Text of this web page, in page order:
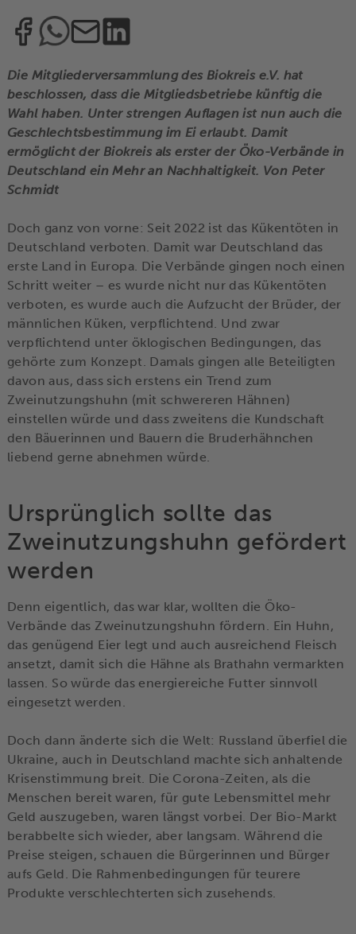
Die Mitgliederversammlung des Biokreis e.V. hat
beschlossen, dass die Mitgliedsbetriebe künftig die
Wahl haben. Unter strengen Auflagen ist nun auch die
Geschlechtsbestimmung im Ei erlaubt. Damit
ermöglicht der Biokreis als erster der Öko-Verbände in
Deutschland ein Mehr an Nachhaltigkeit. Von Peter
Schmidt
Doch ganz von vorne: Seit 2022 ist das Kükentöten in
Deutschland verboten. Damit war Deutschland das
erste Land in Europa. Die Verbände gingen noch einen
Schritt weiter – es wurde nicht nur das Kükentöten
verboten, es wurde auch die Aufzucht der Brüder, der
männlichen Küken, verpflichtend. Und zwar
verpflichtend unter öklogischen Bedingungen, das
gehörte zum Konzept. Damals gingen alle Beteiligten
davon aus, dass sich erstens ein Trend zum
Zweinutzungshuhn (mit schwereren Hähnen)
einstellen würde und dass zweitens die Kundschaft
den Bäuerinnen und Bauern die Bruderhähnchen
liebend gerne abnehmen würde.
Ursprünglich sollte das
Zweinutzungshuhn gefördert
werden
Denn eigentlich, das war klar, wollten die Öko-
Verbände das Zweinutzungshuhn fördern. Ein Huhn,
das genügend Eier legt und auch ausreichend Fleisch
ansetzt, damit sich die Hähne als Brathahn vermarkten
lassen. So würde das energiereiche Futter sinnvoll
eingesetzt werden.
Doch dann änderte sich die Welt: Russland überfiel die
Ukraine, auch in Deutschland machte sich anhaltende
Krisenstimmung breit. Die Corona-Zeiten, als die
Menschen bereit waren, für gute Lebensmittel mehr
Geld auszugeben, waren längst vorbei. Der Bio-Markt
berabbelte sich wieder, aber langsam. Während die
Preise steigen, schauen die Bürgerinnen und Bürger
aufs Geld. Die Rahmenbedingungen für teurere
Produkte verschlechterten sich zusehends.